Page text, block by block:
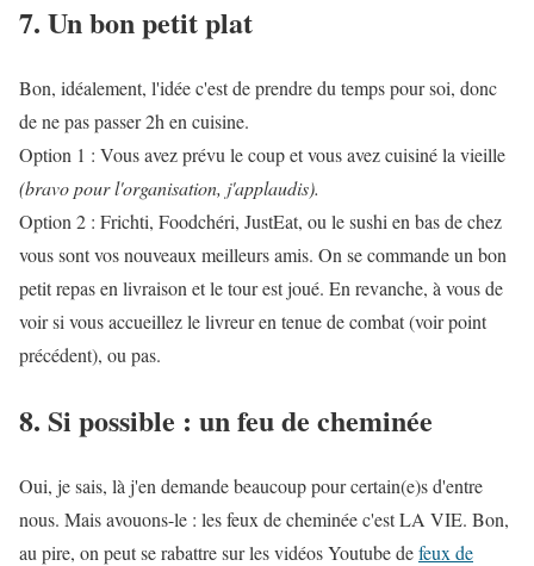
7. Un bon petit plat
Bon, idéalement, l'idée c'est de prendre du temps pour soi, donc
de ne pas passer 2h en cuisine.
Option 1 : Vous avez prévu le coup et vous avez cuisiné la vieille
(bravo pour l'organisation, j'applaudis).
Option 2 : Frichti, Foodchéri, JustEat, ou le sushi en bas de chez
vous sont vos nouveaux meilleurs amis. On se commande un bon
petit repas en livraison et le tour est joué. En revanche, à vous de
voir si vous accueillez le livreur en tenue de combat (voir point
précédent), ou pas.
8. Si possible : un feu de cheminée
Oui, je sais, là j'en demande beaucoup pour certain(e)s d'entre
nous. Mais avouons-le : les feux de cheminée c'est LA VIE. Bon,
au pire, on peut se rabattre sur les vidéos Youtube defeux de